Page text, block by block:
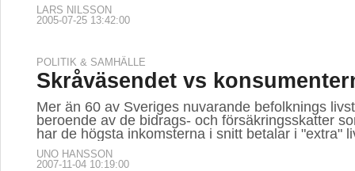
LARS NILSSON
2005-07-25 13:42:00
POLITIK & SAMHÄLLE
Skråväsendet vs
Mer än 60 av Sveriges nuvarande befolknings
beroende av de bidrags- och försäkringsskatter
har de högsta inkomsterna i snitt betalar i "extra"
UNO HANSSON
2007-11-04 10:19:00